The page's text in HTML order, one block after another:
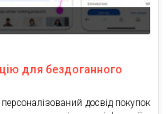
для бездоганного
досвід покупок